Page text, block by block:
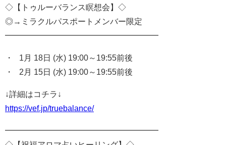
◇【トゥルーバランス瞑想会】◇
◎→ミラクルパスポートメンバー限定
━━━━━━━━━━━━━━━━━━━
・ 1月 18日 (水) 19:00～19:55前後
・ 2月 15日 (水) 19:00～19:55前後
↓詳細はコチラ↓
https://vef.jp/truebalance/
━━━━━━━━━━━━━━━━━━━